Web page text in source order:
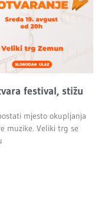
festival, stižu
mjesto okupljanja
muzike. Veliki trg se